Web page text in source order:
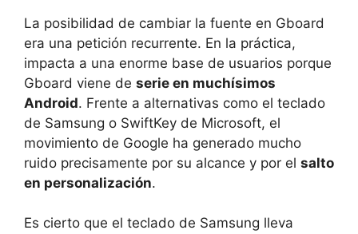
La posibilidad de cambiar la fuente en Gboard
era una petición recurrente. En la práctica,
impacta a una enorme base de usuarios porque
Gboard viene de serie en muchísimos
Android. Frente a alternativas como el teclado
de Samsung o SwiftKey de Microsoft, el
movimiento de Google ha generado mucho
ruido precisamente por su alcance y por el salto
en personalización.
Es cierto que el teclado de Samsung lleva